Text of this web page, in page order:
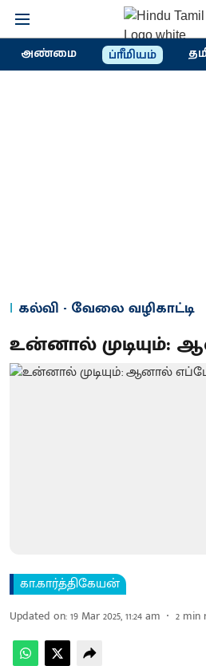
அண்மை ப்ரீமியம்
கல்வி - வேலை வழிகாட்டி
உன்னால் முடியும்:
கா.கார்த்திகேயன்
Updated on:19 Mar 2025, 11:24 am 2 min